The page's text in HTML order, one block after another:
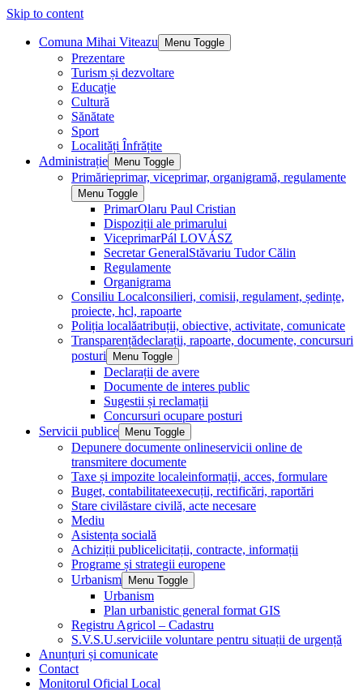
Skip to content
Comuna Mihai Viteazu Menu Toggle
Prezentare
Turism și dezvoltare
Educație
Cultură
Sănătate
Sport
Localități Înfrățite
Administrație
Menu Toggle
Primărieprimar, viceprimar, organigramă, regulamente
Menu Toggle
PrimarOlaru Paul Cristian
Dispoziții ale primarului
ViceprimarPál LOVÁSZ
Secretar GeneralStăvariu Tudor Călin
Regulamente
Organigrama
Consiliu Localconsilieri, comisii, regulament, ședințe,
proiecte, hcl, rapoarte
Poliția localăatribuții, obiective, activitate, comunicate
Transparențădeclarații, rapoarte, documente, concursuri
posturi
Menu Toggle
Declarații de avere
Documente de interes public
Sugestii și reclamații
Concursuri ocupare posturi
Servicii publice
Menu Toggle
Depunere documente onlineservicii online de
transmitere documente
Taxe și impozite localeinformații, acces, formulare
Buget, contabilitateexecuții, rectificări, raportări
Stare civilăstare civilă, acte necesare
Mediu
Asistența socială
Achiziții publicelicitații, contracte, informații
Programe și strategii europene
Urbanism
Menu Toggle
Urbanism
Plan urbanistic general format GIS
Registru Agricol – Cadastru
S.V.S.U.serviciile voluntare pentru situații de urgență
Anunțuri și comunicate
Contact
Monitorul Oficial Local